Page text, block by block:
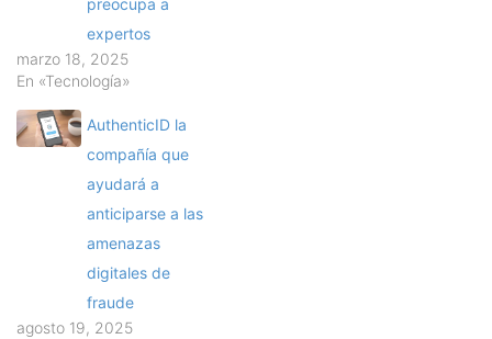
preocupa a
expertos
marzo 18, 2025
En «Tecnología»
AuthenticID la
compañía que
ayudará a
anticiparse a las
amenazas
digitales de
fraude
agosto 19, 2025